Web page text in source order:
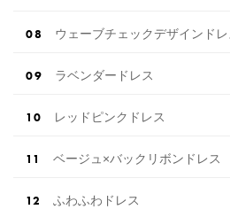
ウェーブチェックデザインドレ
ラベンダードレス
レッドピンクドレス
ベージュ×バックリボンドレス
ふわふわドレス